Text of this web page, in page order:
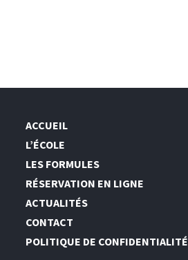
ACCUEIL
L’ÉCOLE
LES FORMULES
RÉSERVATION EN LIGNE
ACTUALITÉS
CONTACT
POLITIQUE DE CONFIDENTIALITÉ